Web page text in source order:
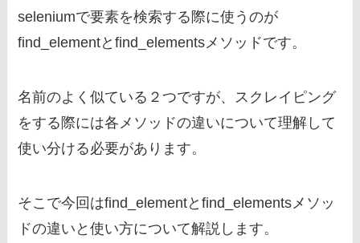
seleniumで要素を検索する際に使うのが
find_elementとfind_elementsメソッドです。
名前のよく似ている２つですが、スクレイピング
をする際には各メソッドの違いについて理解して
使い分ける必要があります。
そこで今回はfind_elementとfind_elementsメソッ
ドの違いと使い方について解説します。